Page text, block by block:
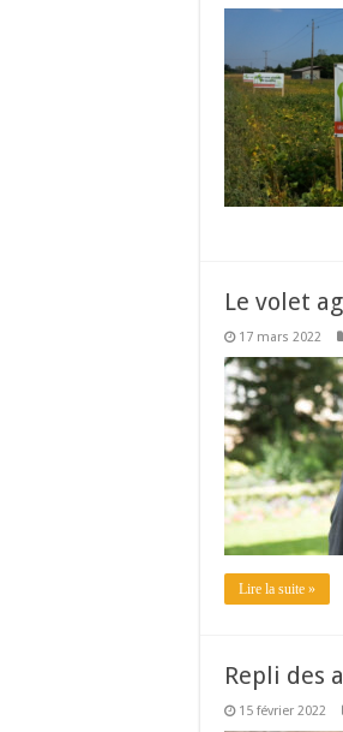
Le volet
17 mars 2022
Lire la suite »
Repli des
15 février 2022